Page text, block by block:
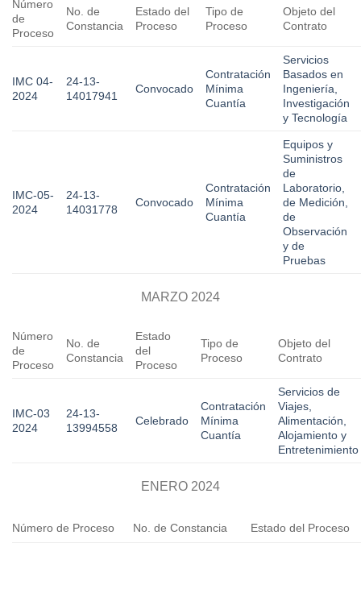
Número
de
Proceso
No. de
Constancia
Estado del
Proceso
Tipo de
Proceso
Objeto del
Contrato
IMC 04-
2024
24-13-
14017941
Convocado
Contratación
Mínima
Cuantía
Servicios
Basados en
Ingeniería,
Investigación
y Tecnología
IMC-05-
2024
24-13-
14031778
Convocado
Contratación
Mínima
Cuantía
Equipos y
Suministros
de
Laboratorio,
de Medición,
de
Observación
y de
Pruebas
MARZO 2024
Número
de
Proceso
No. de
Constancia
Estado
del
Proceso
Tipo de
Proceso
Objeto del
Contrato
IMC-03
2024
24-13-
13994558
Celebrado
Contratación
Mínima
Cuantía
Servicios de
Viajes,
Alimentación,
Alojamiento y
Entretenimiento
ENERO 2024
Número de Proceso No. de Constancia Estado del Proceso